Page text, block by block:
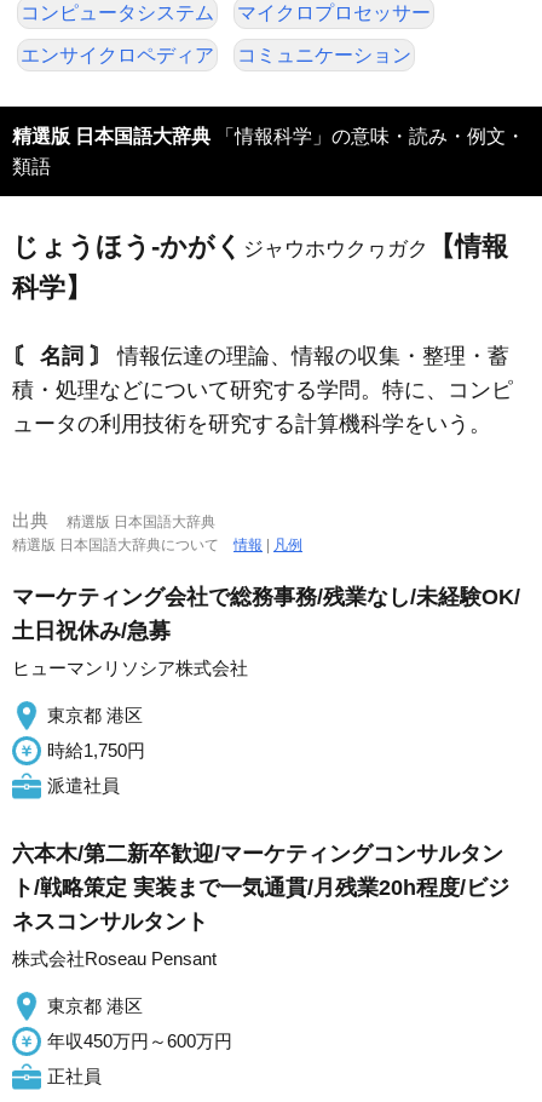
コンピュータシステム マイクロプロセッサー
エンサイクロペディア コミュニケーション
精選版 日本国語大辞典 「情報科学」の意味・読み・例文・
類語
じょうほう‐かがく ジャウホウクヮガク
【情報
科学】
〘 名詞 〙
情報伝達の理論、情報の収集・整理・蓄
積・処理などについて研究する学問。特に、コンピ
ュータの利用技術を研究する計算機科学をいう。
出典
精選版 日本国語大辞典
精選版 日本国語大辞典について情報 | 凡例
マーケティング会社で総務事務/残業なし/未経験OK/
土日祝休み/急募
ヒューマンリソシア株式会社
東京都 港区
時給1,750円
派遣社員
六本木/第二新卒歓迎/マーケティングコンサルタン
ト/戦略策定 実装まで一気通貫/月残業20h程度/ビジ
ネスコンサルタント
株式会社Roseau Pensant
東京都 港区
年収450万円～600万円
正社員